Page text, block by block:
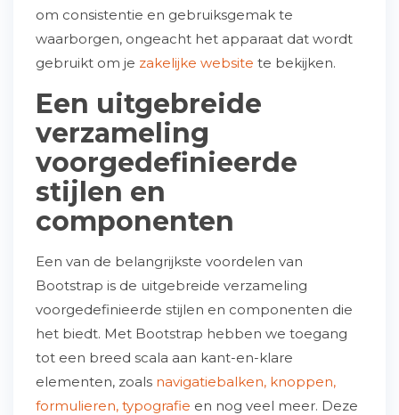
om consistentie en gebruiksgemak te
waarborgen, ongeacht het apparaat dat wordt
gebruikt om je zakelijke website te bekijken.
Een uitgebreide
verzameling
voorgedefinieerde
stijlen en
componenten
Een van de belangrijkste voordelen van
Bootstrap is de uitgebreide verzameling
voorgedefinieerde stijlen en componenten die
het biedt. Met Bootstrap hebben we toegang
tot een breed scala aan kant-en-klare
elementen, zoals navigatiebalken, knoppen,
formulieren, typografie en nog veel meer. Deze